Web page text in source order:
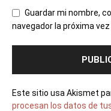
Guardar mi nombre,
navegador la próxima
Este sitio usa Akismet
procesan los datos de